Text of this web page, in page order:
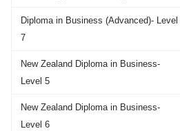
Diploma in Business (Advanced)- Level
7
New Zealand Diploma in Business-
Level 5
New Zealand Diploma in Business-
Level 6